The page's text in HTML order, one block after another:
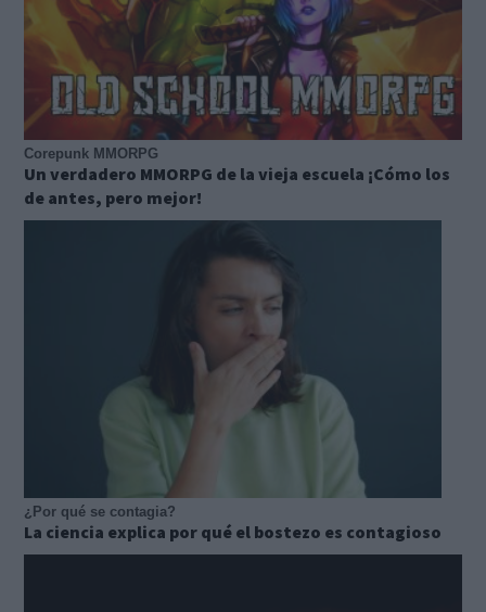
Corepunk MMORPG
Un verdadero MMORPG de la vieja escuela ¡Cómo los
de antes, pero mejor!
¿Por qué se contagia?
La ciencia explica por qué el bostezo es contagioso